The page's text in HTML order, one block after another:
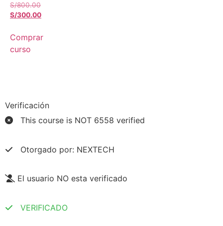
S/800.00
S/300.00
Comprar
curso
Verificación
This course is NOT 6558 verified
Otorgado por: NEXTECH
El usuario NO esta verificado
VERIFICADO